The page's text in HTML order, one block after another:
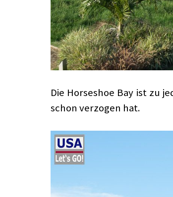
Die Horseshoe Bay ist zu
schon verzogen hat.